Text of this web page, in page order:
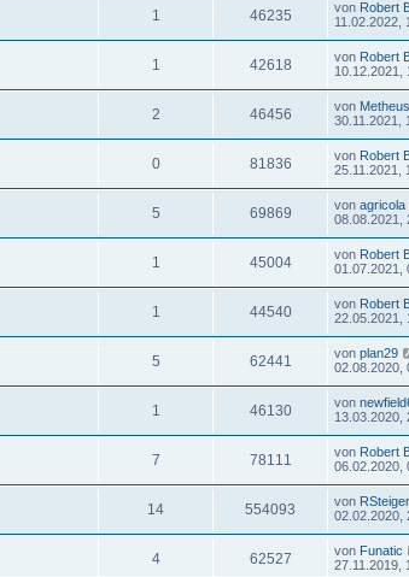
1 46235 von Robert
11.02.2022,
1 42618 von Robert
10.12.2021,
2 46456 von Metheus
30.11.2021,
0 81836 von Robert
25.11.2021,
5 69869 von agricola
08.08.2021,
1 45004 von Robert
01.07.2021,
1 44540 von Robert
22.05.2021,
5 62441 von plan29
02.08.2020,
1 46130 von
13.03.2020,
7 78111 von Robert
06.02.2020,
14 554093 von RSteiger
02.02.2020,
4 62527 von Funatic
27.11.2019,